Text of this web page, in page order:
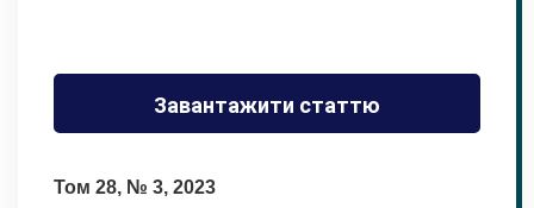
Завантажити статтю
Том 28, № 3, 2023